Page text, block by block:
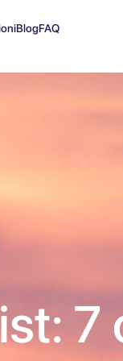
BlogFAQ
7